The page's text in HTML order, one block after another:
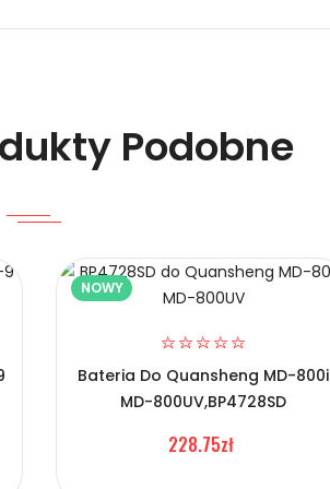
Podobne
NOWY
Bateria Do Quansheng MD-800i
MD-800UV,BP4728SD
228.75zł